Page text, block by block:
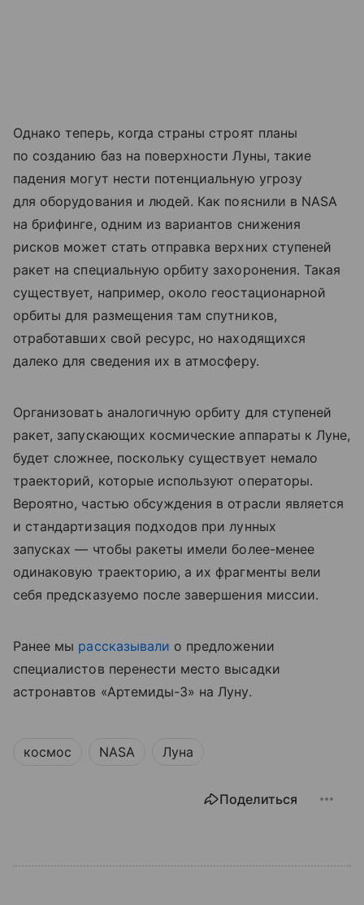
Однако теперь, когда страны строят планы
по созданию баз на поверхности Луны, такие
падения могут нести потенциальную угрозу
для оборудования и людей. Как пояснили в NASA
на брифинге, одним из вариантов снижения
рисков может стать отправка верхних ступеней
ракет на специальную орбиту захоронения. Такая
существует, например, около геостационарной
орбиты для размещения там спутников,
отработавших свой ресурс, но находящихся
далеко для сведения их в атмосферу.
Организовать аналогичную орбиту для ступеней
ракет, запускающих космические аппараты к Луне,
будет сложнее, поскольку существует немало
траекторий, которые используют операторы.
Вероятно, частью обсуждения в отрасли является
и стандартизация подходов при лунных
запусках — чтобы ракеты имели более-менее
одинаковую траекторию, а их фрагменты вели
себя предсказуемо после завершения миссии.
Ранее мы рассказывали о предложении
специалистов перенести место высадки
астронавтов «Артемиды-3» на Луну.
космос NASA Луна
Поделиться